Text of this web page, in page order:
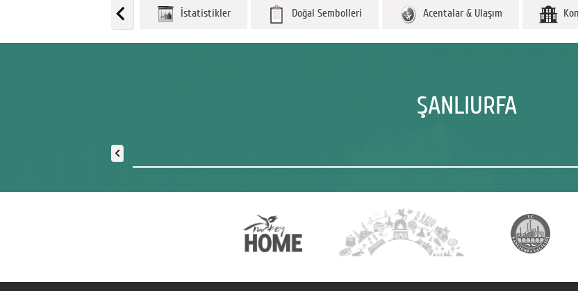
İstatistikler Doğal Sembolleri Acentalar & Ulaşım
ŞANLIURFA